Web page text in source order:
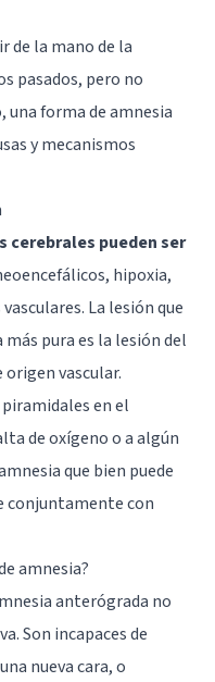
de la mano de la
pasados, pero no
una forma de amnesia
y mecanismos
cerebrales pueden ser
hipoxia,
La lesión que
pura es la lesión del
vascular.
en el
de oxígeno o a algún
que bien puede
conjuntamente con
amnesia?
anterógrada no
Son incapaces de
nueva cara, o